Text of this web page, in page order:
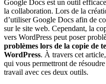
Google Docs est un outil
la collaboration. Lors de la
d’utiliser Google Docs afin de
sur le site web. Cependant, la
vers WordPress peut poser
problèmes lors de la copie de
WordPress. À travers cet
qui vous permettront de
travail avec ces deux outils.